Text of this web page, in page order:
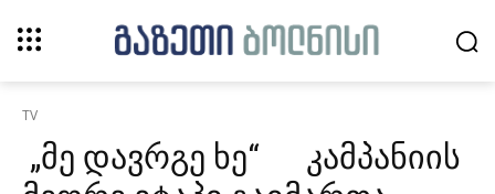
TV
„მე დავრგე ხე“ კამპანიის